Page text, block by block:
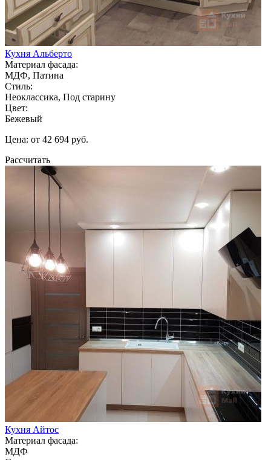
Кухня Альберто
Материал фасада:
МДФ, Патина
Стиль:
Неоклассика, Под старину
Цвет:
Бежевый
Цена: от 42 694 руб.
Рассчитать
Кухня Айтос
Материал фасада:
МДФ